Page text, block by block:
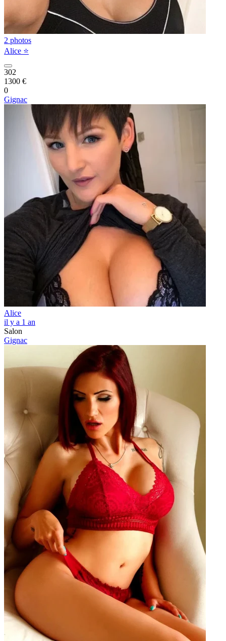
2 photos
Alice ⭐️
302
1300 €
0
Gignac
Alice
il y a 1 an
Salon
Gignac